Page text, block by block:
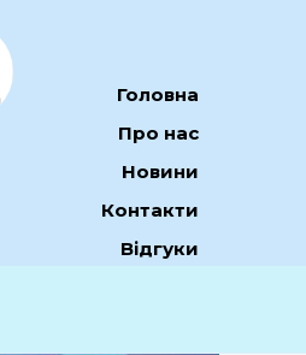
Головна
Про нас
Новини
Контакти
Відгуки